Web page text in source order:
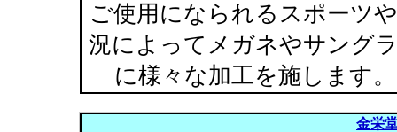
ご使用になられるスポーツ
況によってメガネやサング
に様々な加工を施します。
金栄